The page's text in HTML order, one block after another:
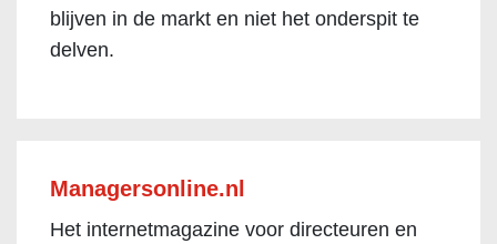
blijven in de markt en niet het onderspit te
delven.
Managersonline.nl
Het internetmagazine voor directeuren en